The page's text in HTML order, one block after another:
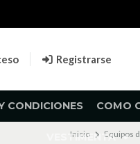
Registrarse
CONDICIONES COMO
VESTIMENTA
Inicio Equipos